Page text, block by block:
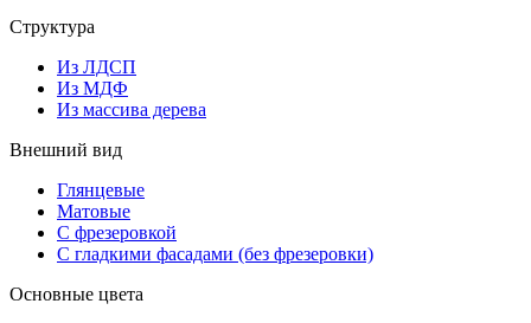
Структура
Из ЛДСП
Из МДФ
Из массива дерева
Внешний вид
Глянцевые
Матовые
С фрезеровкой
С гладкими фасадами (без фрезеровки)
Основные цвета